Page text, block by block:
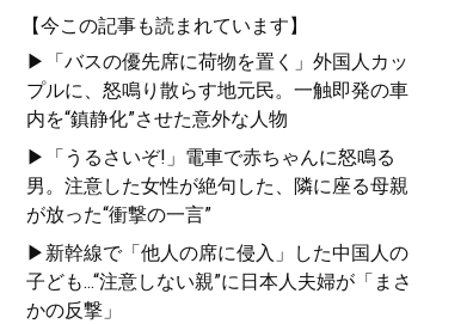
【今この記事も読まれています】
▶「バスの優先席に荷物を置く」外国人カッ
プルに、怒鳴り散らす地元民。一触即発の車
内を“鎮静化”させた意外な人物
▶「うるさいぞ!」電車で赤ちゃんに怒鳴る
男。注意した女性が絶句した、隣に座る母親
が放った“衝撃の一言”
▶新幹線で「他人の席に侵入」した中国人の
子ども...“注意しない親”に日本人夫婦が「まさ
かの反撃」